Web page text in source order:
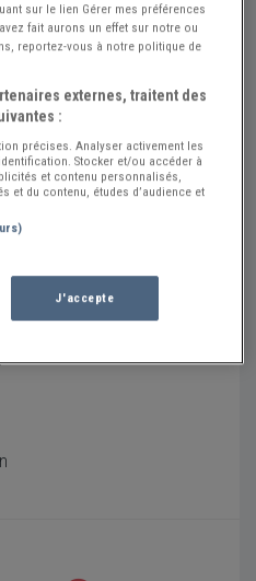
PRO
SUR-CHER (41140)
sur le lien Gérer mes préférences
fait aurons un effet sur notre ou
reportez-vous à notre politique de
externes, traitent des
:
précises. Analyser activement les
Stocker et/ou accéder à
et contenu personnalisés,
et du contenu, études d’audience et
J'accepte